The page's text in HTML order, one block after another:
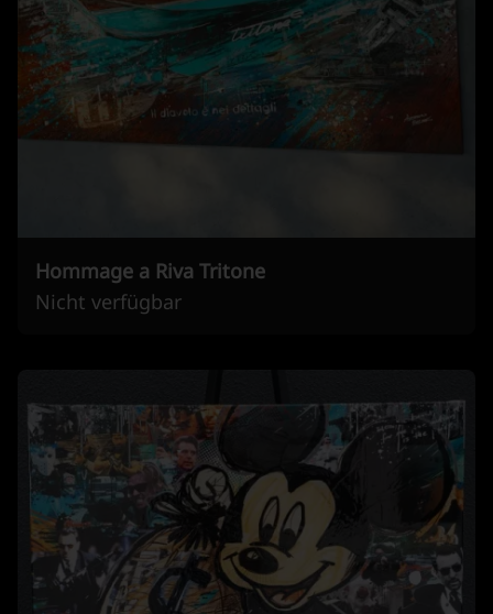
Hommage a Riva Tritone
Nicht verfügbar